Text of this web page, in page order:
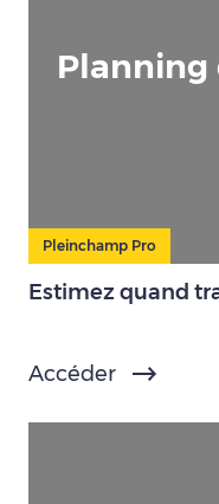
Pleinchamp Pro
Estimez quand
Accéder